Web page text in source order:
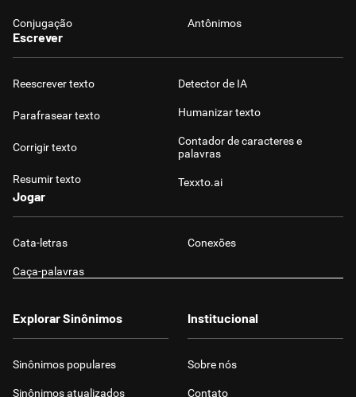
Conjugação Antônimos
Escrever
Reescrever texto
Parafrasear texto
Corrigir texto
Resumir texto
Detector de IA
Humanizar texto
Contador de caracteres e
palavras
Texxto.ai
Jogar
Cata-letras Conexões
Caça-palavras
Explorar Sinônimos
Sinônimos populares
Sinônimos atualizados
Institucional
Sobre nós
Contato